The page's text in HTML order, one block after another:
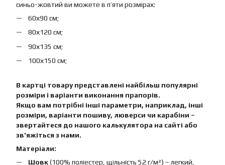
синьо-жовтий ви можете в п’яти розмірах:
60х90 см;
80х120 см;
90х135 см;
100х150 см;
В картці товару представлені найбільш популярні
розміри і варіанти виконання прапорів.
Якщо вам потрібні інші параметри, наприклад, інші
розміри, варіанти пошиву, люверси чи карабіни –
звертайтеся до нашого калькулятора на сайті або
зв'яжіться з нами.
Матеріали:
Шовк(100% поліестер, щільність 52 г/м²) – легкий,